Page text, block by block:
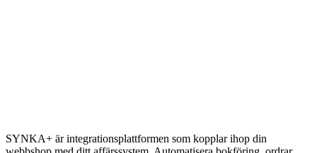
SYNKA+ är integrationsplattformen som kopplar ihop din